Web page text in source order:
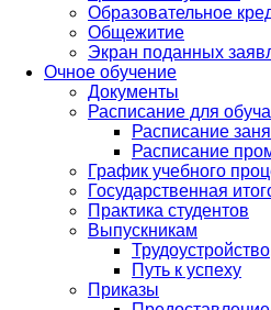
Образовательное
Общежитие
Экран поданных
Очное обучение
Документы
Расписание для
Расписание
Расписание
График учебного
Государственная
Практика студентов
Выпускникам
Путь к успеху
Приказы